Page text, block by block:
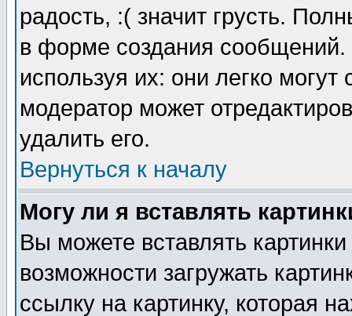
радость, :( значит грусть.
в форме создания сообщений.
используя их: они легко
модератор может
удалить его.
Вернуться к началу
Могу ли я вставлять
Вы можете вставлять
возможности загружать
ссылку на картинку, которая